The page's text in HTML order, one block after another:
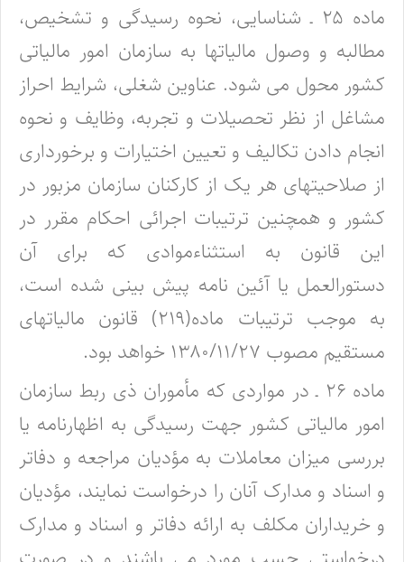
ماده ۲۵ ـ شناسایی، نحوه رسیدگی و تشخیص،
مطالبه و وصول مالیاتها به سازمان امور مالیاتی
کشور محول می شود. عناوین شغلی، شرایط احراز
مشاغل از نظر تحصیلات و تجربه، وظایف و نحوه
انجام دادن تکالیف و تعیین اختیارات و برخورداری
از صلاحیتهای هر یک از کارکنان سازمان مزبور در
کشور و همچنین ترتیبات اجرائی احکام مقرر در
این قانون به استثناءموادی که برای آن
دستورالعمل یا آئین نامه پیش بینی شده است،
به موجب ترتیبات ماده(۲۱۹) قانون مالیاتهای
مستقیم مصوب ۱۳۸۰/۱۱/۲۷ خواهد بود.
ماده ۲۶ ـ در مواردی که مأموران ذی ربط سازمان
امور مالیاتی کشور جهت رسیدگی به اظهارنامه یا
بررسی میزان معاملات به مؤدیان مراجعه و دفاتر
و اسناد و مدارک آنان را درخواست نمایند، مؤدیان
و خریداران مکلف به ارائه دفاتر و اسناد و مدارک